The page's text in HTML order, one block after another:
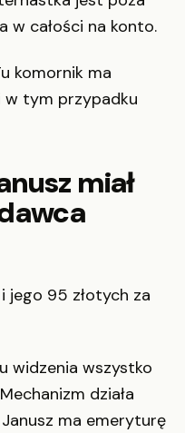
w całości na konto.
komornik ma
w tym przypadku
miał
jego 95 złotych za
widzenia wszystko
działa
ma emeryturę